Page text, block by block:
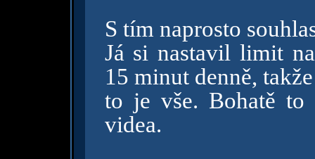
S tím naprosto
Já si nastavil limit
15 minut denně,
to je vše. Bohatě to
videa.